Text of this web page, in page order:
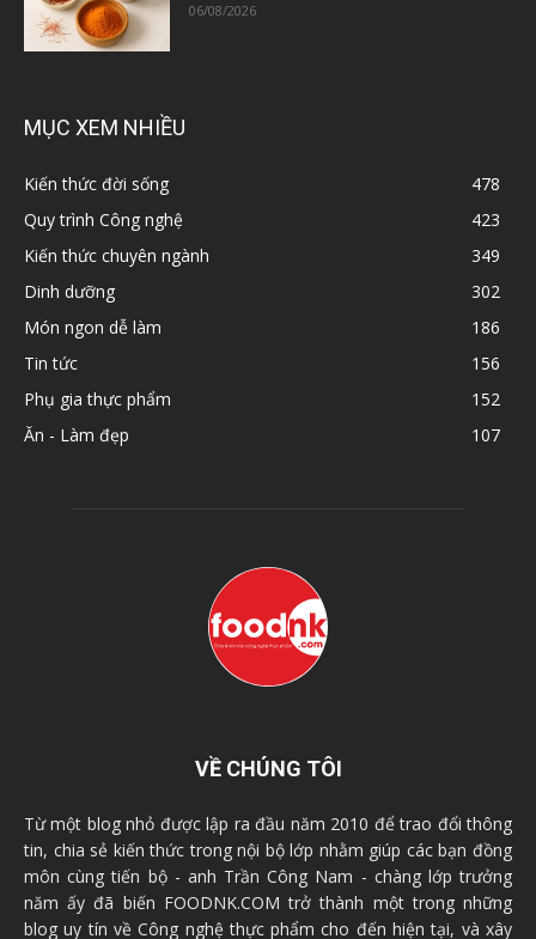
06/08/2026
MỤC XEM NHIỀU
Kiến thức đời sống
478
Quy trình Công nghệ
423
Kiến thức chuyên ngành
349
Dinh dưỡng
302
Món ngon dễ làm
186
Tin tức
156
Phụ gia thực phẩm
152
Ăn - Làm đẹp
107
VỀ CHÚNG TÔI
Từ một blog nhỏ được lập ra đầu năm 2010 để trao đổi thông
tin, chia sẻ kiến thức trong nội bộ lớp nhằm giúp các bạn đồng
môn cùng tiến bộ - anh Trần Công Nam - chàng lớp trưởng
năm ấy đã biến FOODNK.COM trở thành một trong những
blog uy tín về Công nghệ thực phẩm cho đến hiện tại, và xây